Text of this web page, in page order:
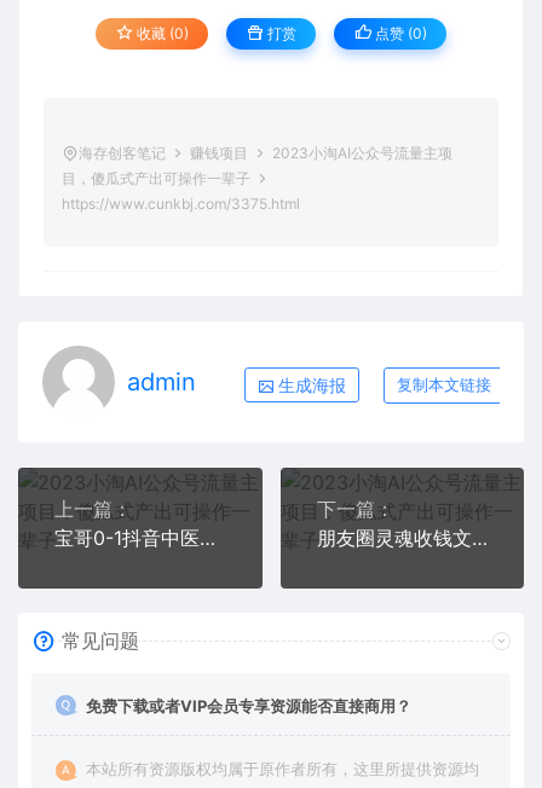
收藏 (0) 打赏 点赞 (0)
海存创客笔记 赚钱项目
2023小淘AI公众号流量主项
目，傻瓜式产出可操作一辈子
https://www.cunkbj.com/3375.html
admin 生成海报 复制本文链接
上一篇：
宝哥0-1抖音中医图文矩阵带货保姆级教程，37天8万8佣金【揭秘】
下一篇：
朋友圈灵魂收钱文案课，打造自己24小时收钱的ATM机朋友圈
常见问题
免费下载或者VIP会员专享资源能否直接商用？
本站所有资源版权均属于原作者所有，这里所提供资源均